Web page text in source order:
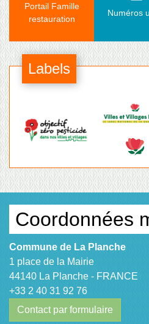
Portail Famille
restauration
Numéros
Labels
Coordonnées
Commune de La Planche
1 place de la Mairie
44140 La Planche - FRANCE
+33 2 40 31 92 76
Contact par formulaire